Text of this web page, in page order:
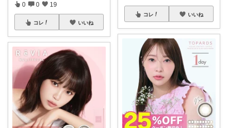
0 0 19
コレ いいね
コレ いいね